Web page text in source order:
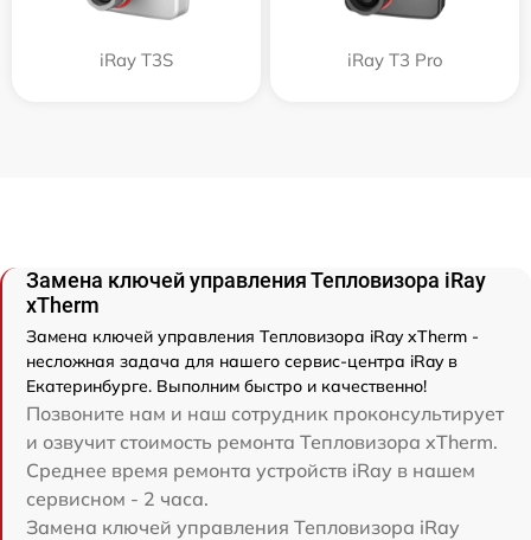
iRay T3S iRay T3 Pro
Замена ключей управления Тепловизора iRay
xTherm
Замена ключей управления Тепловизора iRay xTherm -
несложная задача для нашего сервис-центра iRay в
Екатеринбурге. Выполним быстро и качественно!
Позвоните нам и наш сотрудник проконсультирует
и озвучит стоимость ремонта Тепловизора xTherm.
Среднее время ремонта устройств iRay в нашем
сервисном - 2 часа.
Замена ключей управления Тепловизора iRay